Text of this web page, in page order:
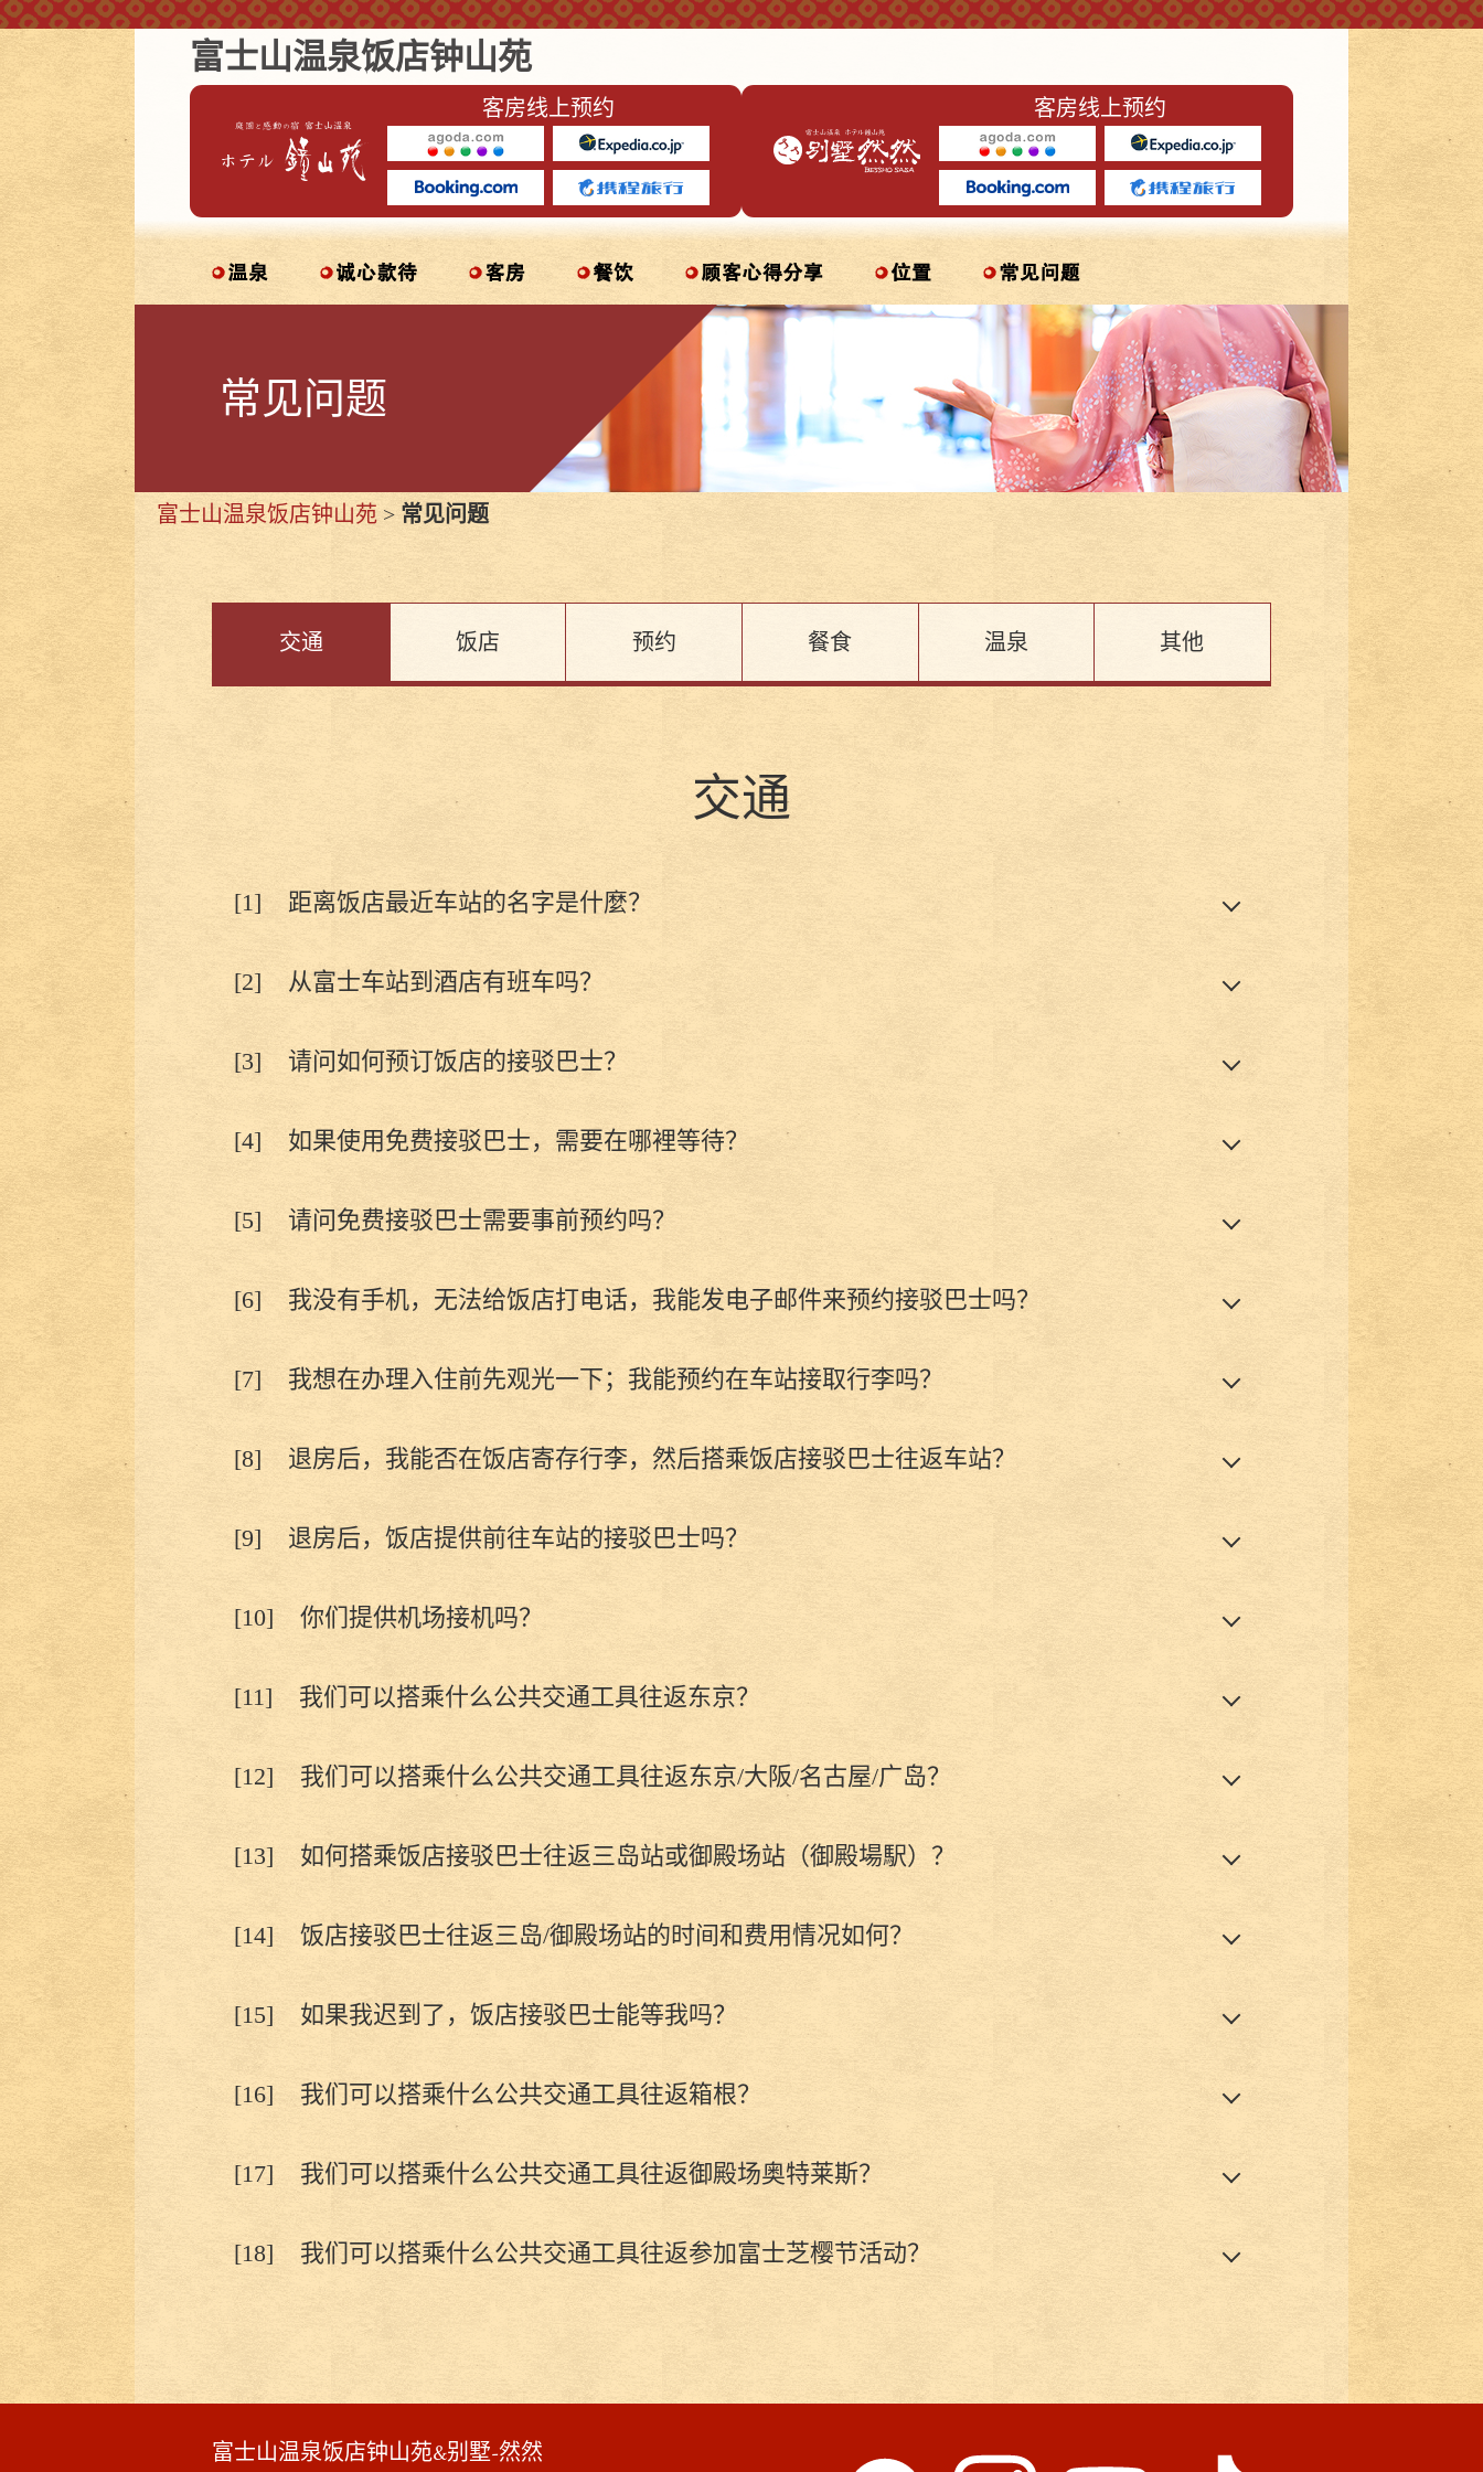
富士山温泉饭店钟山苑
客房线上预约 客房线上预约
常见问题
富士山温泉饭店钟山苑 > 常见问题
交通 饭店 预约 餐食 温泉 其他
交通
[1] 距离饭店最近车站的名字是什麼？
[2] 从富士车站到酒店有班车吗？
[3] 请问如何预订饭店的接驳巴士？
[4] 如果使用免费接驳巴士，需要在哪裡等待？
[5] 请问免费接驳巴士需要事前预约吗？
[6] 我没有手机，无法给饭店打电话，我能发电子邮件来预约接驳巴士吗？
[7] 我想在办理入住前先观光一下；我能预约在车站接取行李吗？
[8] 退房后，我能否在饭店寄存行李，然后搭乘饭店接驳巴士往返车站？
[9] 退房后，饭店提供前往车站的接驳巴士吗？
[10] 你们提供机场接机吗？
[11] 我们可以搭乘什么公共交通工具往返东京？
[12] 我们可以搭乘什么公共交通工具往返东京/大阪/名古屋/广岛？
[13] 如何搭乘饭店接驳巴士往返三岛站或御殿场站（御殿場駅）？
[14] 饭店接驳巴士往返三岛/御殿场站的时间和费用情况如何？
[15] 如果我迟到了，饭店接驳巴士能等我吗？
[16] 我们可以搭乘什么公共交通工具往返箱根？
[17] 我们可以搭乘什么公共交通工具往返御殿场奥特莱斯？
[18] 我们可以搭乘什么公共交通工具往返参加富士芝樱节活动？
富士山温泉饭店钟山苑&别墅-然然